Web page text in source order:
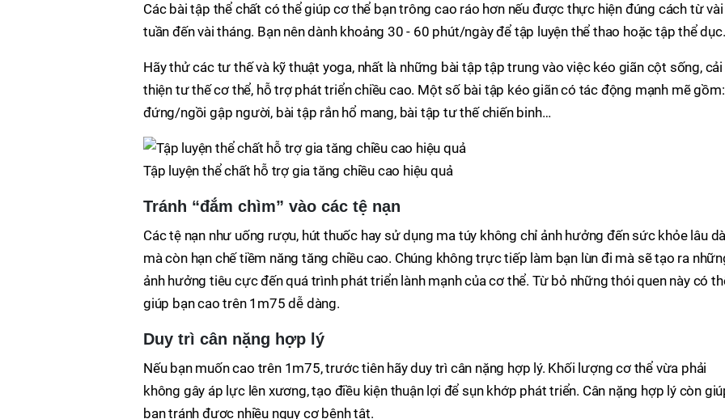
Các bài tập thể chất có thể giúp cơ thể bạn trông cao ráo hơn nếu được thực hiện đúng cách từ vài
tuần đến vài tháng. Bạn nên dành khoảng 30 - 60 phút/ngày để tập luyện thể thao hoặc tập thể dục.
Hãy thử các tư thế và kỹ thuật yoga, nhất là những bài tập tập trung vào việc kéo giãn cột sống, cải
thiện tư thế cơ thể, hỗ trợ phát triển chiều cao. Một số bài tập kéo giãn có tác động mạnh mẽ gồm:
đứng/ngồi gập người, bài tập rắn hổ mang, bài tập tư thế chiến binh…
Tập luyện thể chất hỗ trợ gia tăng chiều cao hiệu quả
Tránh “đắm chìm” vào các tệ nạn
Các tệ nạn như uống rượu, hút thuốc hay sử dụng ma túy không chỉ ảnh hưởng đến sức khỏe lâu
mà còn hạn chế tiềm năng tăng chiều cao. Chúng không trực tiếp làm bạn lùn đi mà sẽ tạo ra
ảnh hưởng tiêu cực đến quá trình phát triển lành mạnh của cơ thể. Từ bỏ những thói quen này có
giúp bạn cao trên 1m75 dễ dàng.
Duy trì cân nặng hợp lý
Nếu bạn muốn cao trên 1m75, trước tiên hãy duy trì cân nặng hợp lý. Khối lượng cơ thể vừa phải
không gây áp lực lên xương, tạo điều kiện thuận lợi để sụn khớp phát triển. Cân nặng hợp lý còn
bạn tránh được nhiều nguy cơ bệnh tật.